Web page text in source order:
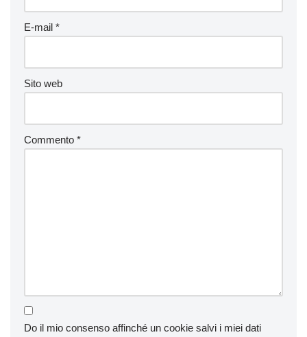
E-mail *
Sito web
Commento *
Do il mio consenso affinché un cookie salvi i miei dati